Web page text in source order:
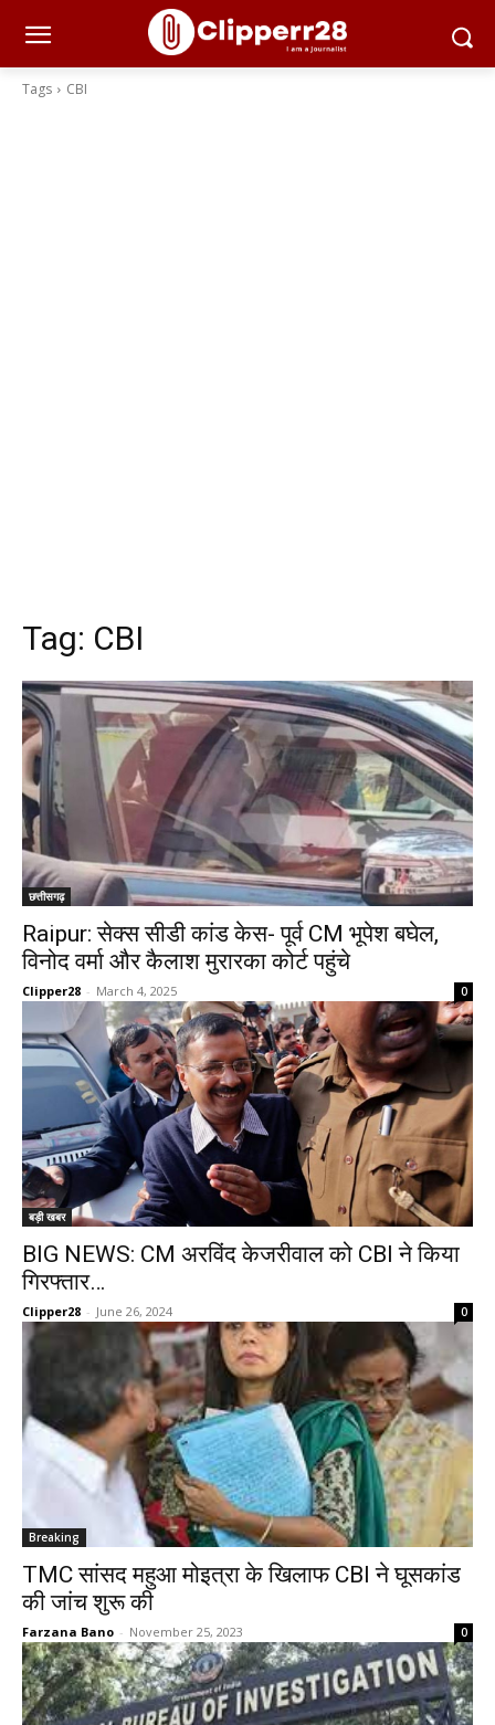
Tags CBI
Tag: CBI
छत्तीसगढ़
Raipur: सेक्स सीडी कांड केस- पूर्व CM भूपेश बघेल,
विनोद वर्मा और कैलाश मुरारका कोर्ट पहुंचे
Clipper28 - March 4, 2025 0
बड़ी खबर
BIG NEWS: CM अरविंद केजरीवाल को CBI ने किया
गिरफ्तार…
Clipper28 - June 26, 2024 0
Breaking
TMC सांसद महुआ मोइत्रा के खिलाफ CBI ने घूसकांड
की जांच शुरू की
Farzana Bano - November 25, 2023 0